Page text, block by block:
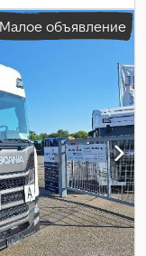
, тип передачи:
, подвеска:сталь-
отопитель
Малое объявление